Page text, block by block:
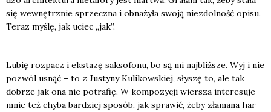
się wewnętrz­nie sprzecz­na i obna­ży­ła swo­ją nie­zdol­ność opi­su.
Teraz myślę, jak uciec „jak”.
Lubię roz­pacz i eks­ta­zę sak­so­fo­nu, bo są mi naj­bliż­sze. Wyj i nie
pozwól usnąć – to z Justy­ny Kuli­kow­skiej, sły­szę to, ale tak
dobrze jak ona nie potra­fię. W kom­po­zy­cji wier­sza inte­re­su­je
mnie też chy­ba bar­dziej spo­sób, jak spra­wić, żeby zła­ma­na har­